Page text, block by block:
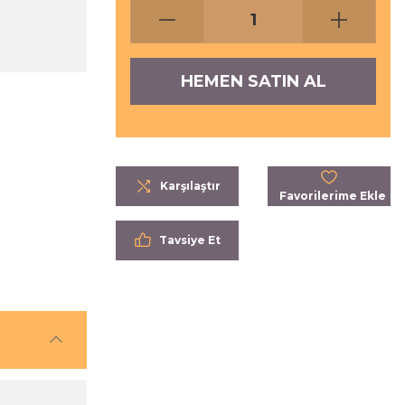
HEMEN SATIN AL
Karşılaştır
Tavsiye Et